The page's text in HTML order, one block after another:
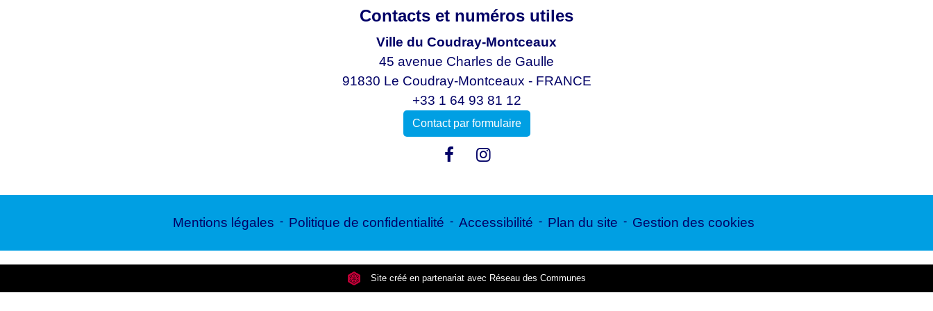
Contacts et numéros utiles
Ville du Coudray-Montceaux
45 avenue Charles de Gaulle
91830 Le Coudray-Montceaux - FRANCE
+33 1 64 93 81 12
Contact par formulaire
Mentions légales - Politique de confidentialité - Accessibilité - Plan du site - Gestion des cookies
Site créé en partenariat avec Réseau des Communes